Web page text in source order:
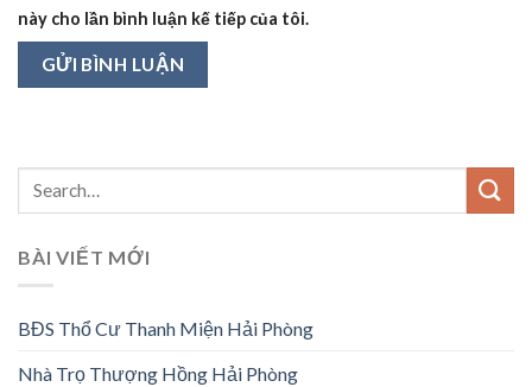
này cho lần bình luận kế tiếp của tôi.
BÀI VIẾT MỚI
BĐS Thổ Cư Thanh Miện Hải Phòng
Nhà Trọ Thượng Hồng Hải Phòng